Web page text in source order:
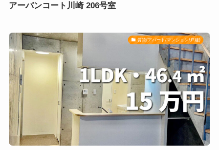
アーバンコート川崎 206号室
賃貸(アパート/マンション/戸建)